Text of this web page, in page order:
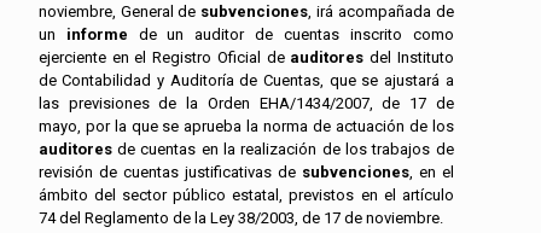
noviembre, General de subvenciones, irá acompañada de
un informe de un auditor de cuentas inscrito como
ejerciente en el Registro Oficial de auditores del Instituto
de Contabilidad y Auditoría de Cuentas, que se ajustará a
las previsiones de la Orden EHA/1434/2007, de 17 de
mayo, por la que se aprueba la norma de actuación de los
auditoresde cuentas en la realización de los trabajos de
revisión de cuentas justificativas de subvenciones, en el
ámbito del sector público estatal, previstos en el artículo
74 del Reglamento de la Ley 38/2003, de 17 de noviembre.